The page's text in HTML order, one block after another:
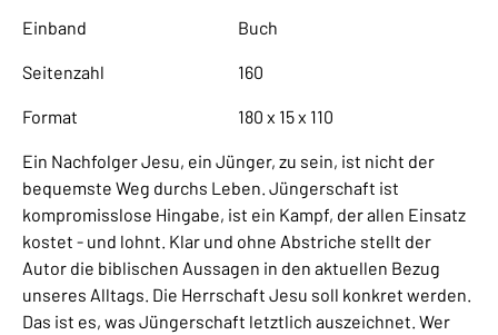
Einband Buch
Seitenzahl 160
Format 180 x 15 x 110
Ein Nachfolger Jesu, ein Jünger, zu sein, ist nicht der
bequemste Weg durchs Leben. Jüngerschaft ist
kompromisslose Hingabe, ist ein Kampf, der allen Einsatz
kostet - und lohnt. Klar und ohne Abstriche stellt der
Autor die biblischen Aussagen in den aktuellen Bezug
unseres Alltags. Die Herrschaft Jesu soll konkret werden.
Das ist es, was Jüngerschaft letztlich auszeichnet. Wer